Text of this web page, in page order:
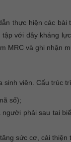
thực hiện các bài
với dây kháng
MRC và ghi nhận
viên. Cấu trúc
số);
phải sau tai
sức cơ, cải